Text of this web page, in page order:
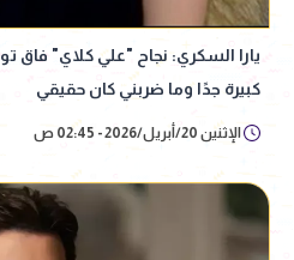
يارا السكري: نجاح "علي كلاي" فاق
كبيرة جدًا وما ضربني كان حقيقي
الإثنين 20/أبريل/2026 - 02:45 ص